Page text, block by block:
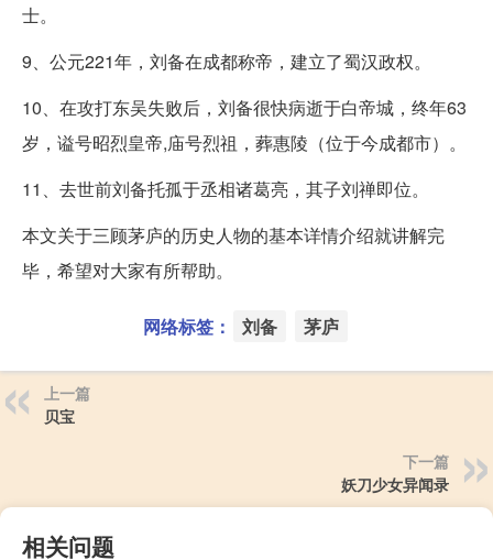
士。
9、公元221年，刘备在成都称帝，建立了蜀汉政权。
10、在攻打东吴失败后，刘备很快病逝于白帝城，终年63
岁，谥号昭烈皇帝,庙号烈祖，葬惠陵（位于今成都市）。
11、去世前刘备托孤于丞相诸葛亮，其子刘禅即位。
本文关于三顾茅庐的历史人物的基本详情介绍就讲解完
毕，希望对大家有所帮助。
网络标签： 刘备 茅庐
上一篇
贝宝
下一篇
妖刀少女异闻录
相关问题